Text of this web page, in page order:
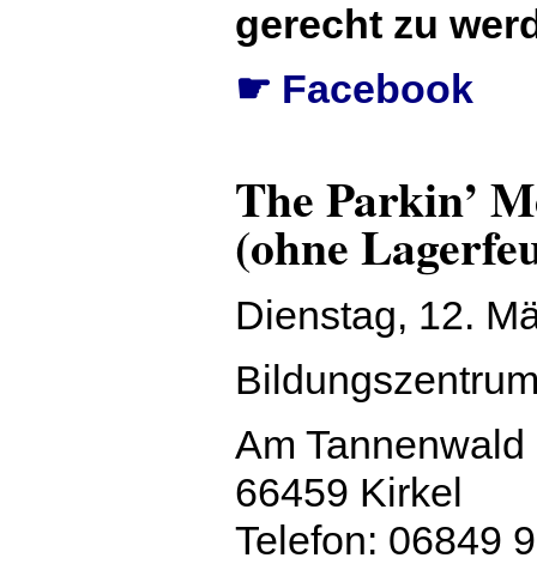
gerecht zu
☛ Facebook
The Parkin’
(ohne
Dienstag, 12.
Am Tannenwald
66459 Kirkel
Telefon: 06849